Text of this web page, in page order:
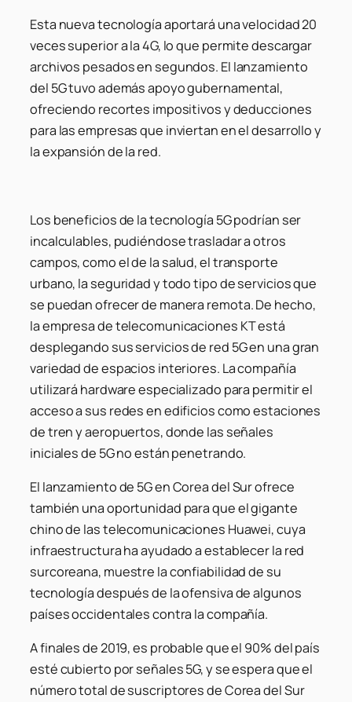
Esta nueva tecnología aportará una velocidad 20
veces superior a la 4G, lo que permite descargar
archivos pesados en segundos. El lanzamiento
del 5G tuvo además apoyo gubernamental,
ofreciendo recortes impositivos y deducciones
para las empresas que inviertan en el desarrollo y
la expansión de la red.
Los beneficios de la tecnología 5G podrían ser
incalculables, pudiéndose trasladar a otros
campos, como el de la salud, el transporte
urbano, la seguridad y todo tipo de servicios que
se puedan ofrecer de manera remota. De hecho,
la empresa de telecomunicaciones KT está
desplegando sus servicios de red 5G en una gran
variedad de espacios interiores. La compañía
utilizará hardware especializado para permitir el
acceso a sus redes en edificios como estaciones
de tren y aeropuertos, donde las señales
iniciales de 5G no están penetrando.
El lanzamiento de 5G en Corea del Sur ofrece
también una oportunidad para que el gigante
chino de las telecomunicaciones Huawei, cuya
infraestructura ha ayudado a establecer la red
surcoreana, muestre la confiabilidad de su
tecnología después de la ofensiva de algunos
países occidentales contra la compañía.
A finales de 2019, es probable que el 90% del país
esté cubierto por señales 5G, y se espera que el
número total de suscriptores de Corea del Sur